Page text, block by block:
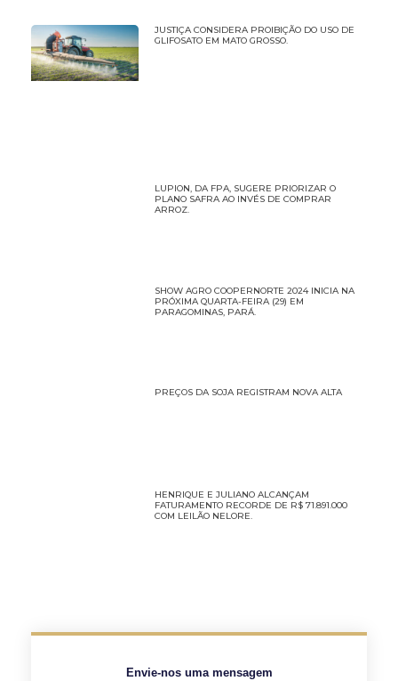
JUSTIÇA CONSIDERA PROIBIÇÃO DO USO DE
GLIFOSATO EM MATO GROSSO.
LUPION, DA FPA, SUGERE PRIORIZAR O
PLANO SAFRA AO INVÉS DE COMPRAR
ARROZ.
SHOW AGRO COOPERNORTE 2024 INICIA NA
PRÓXIMA QUARTA-FEIRA (29) EM
PARAGOMINAS, PARÁ.
PREÇOS DA SOJA REGISTRAM NOVA ALTA
HENRIQUE E JULIANO ALCANÇAM
FATURAMENTO RECORDE DE R$ 71.891.000
COM LEILÃO NELORE.
Envie-nos uma mensagem